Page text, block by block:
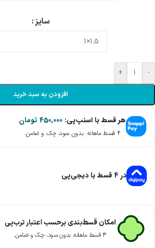
سایز
-
+
افزودن به سبد خرید
هر قسط با اسنپ‌پی: 450,000 تومان
۴ قسط ماهانه. بدون سود، چک و ضامن.
در ۴ قسط با دیجی‌پی
امکان قسط‌بندی برحسب اعتبار ترب‌پی
۴ قسط ماهانه. بدون سود، چک و ضامن.